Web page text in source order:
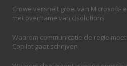
Crowe versnelt groei van Microsoft-
met overname van c)solutions
Waarom communicatie de regie
Copilot gaat schrijven